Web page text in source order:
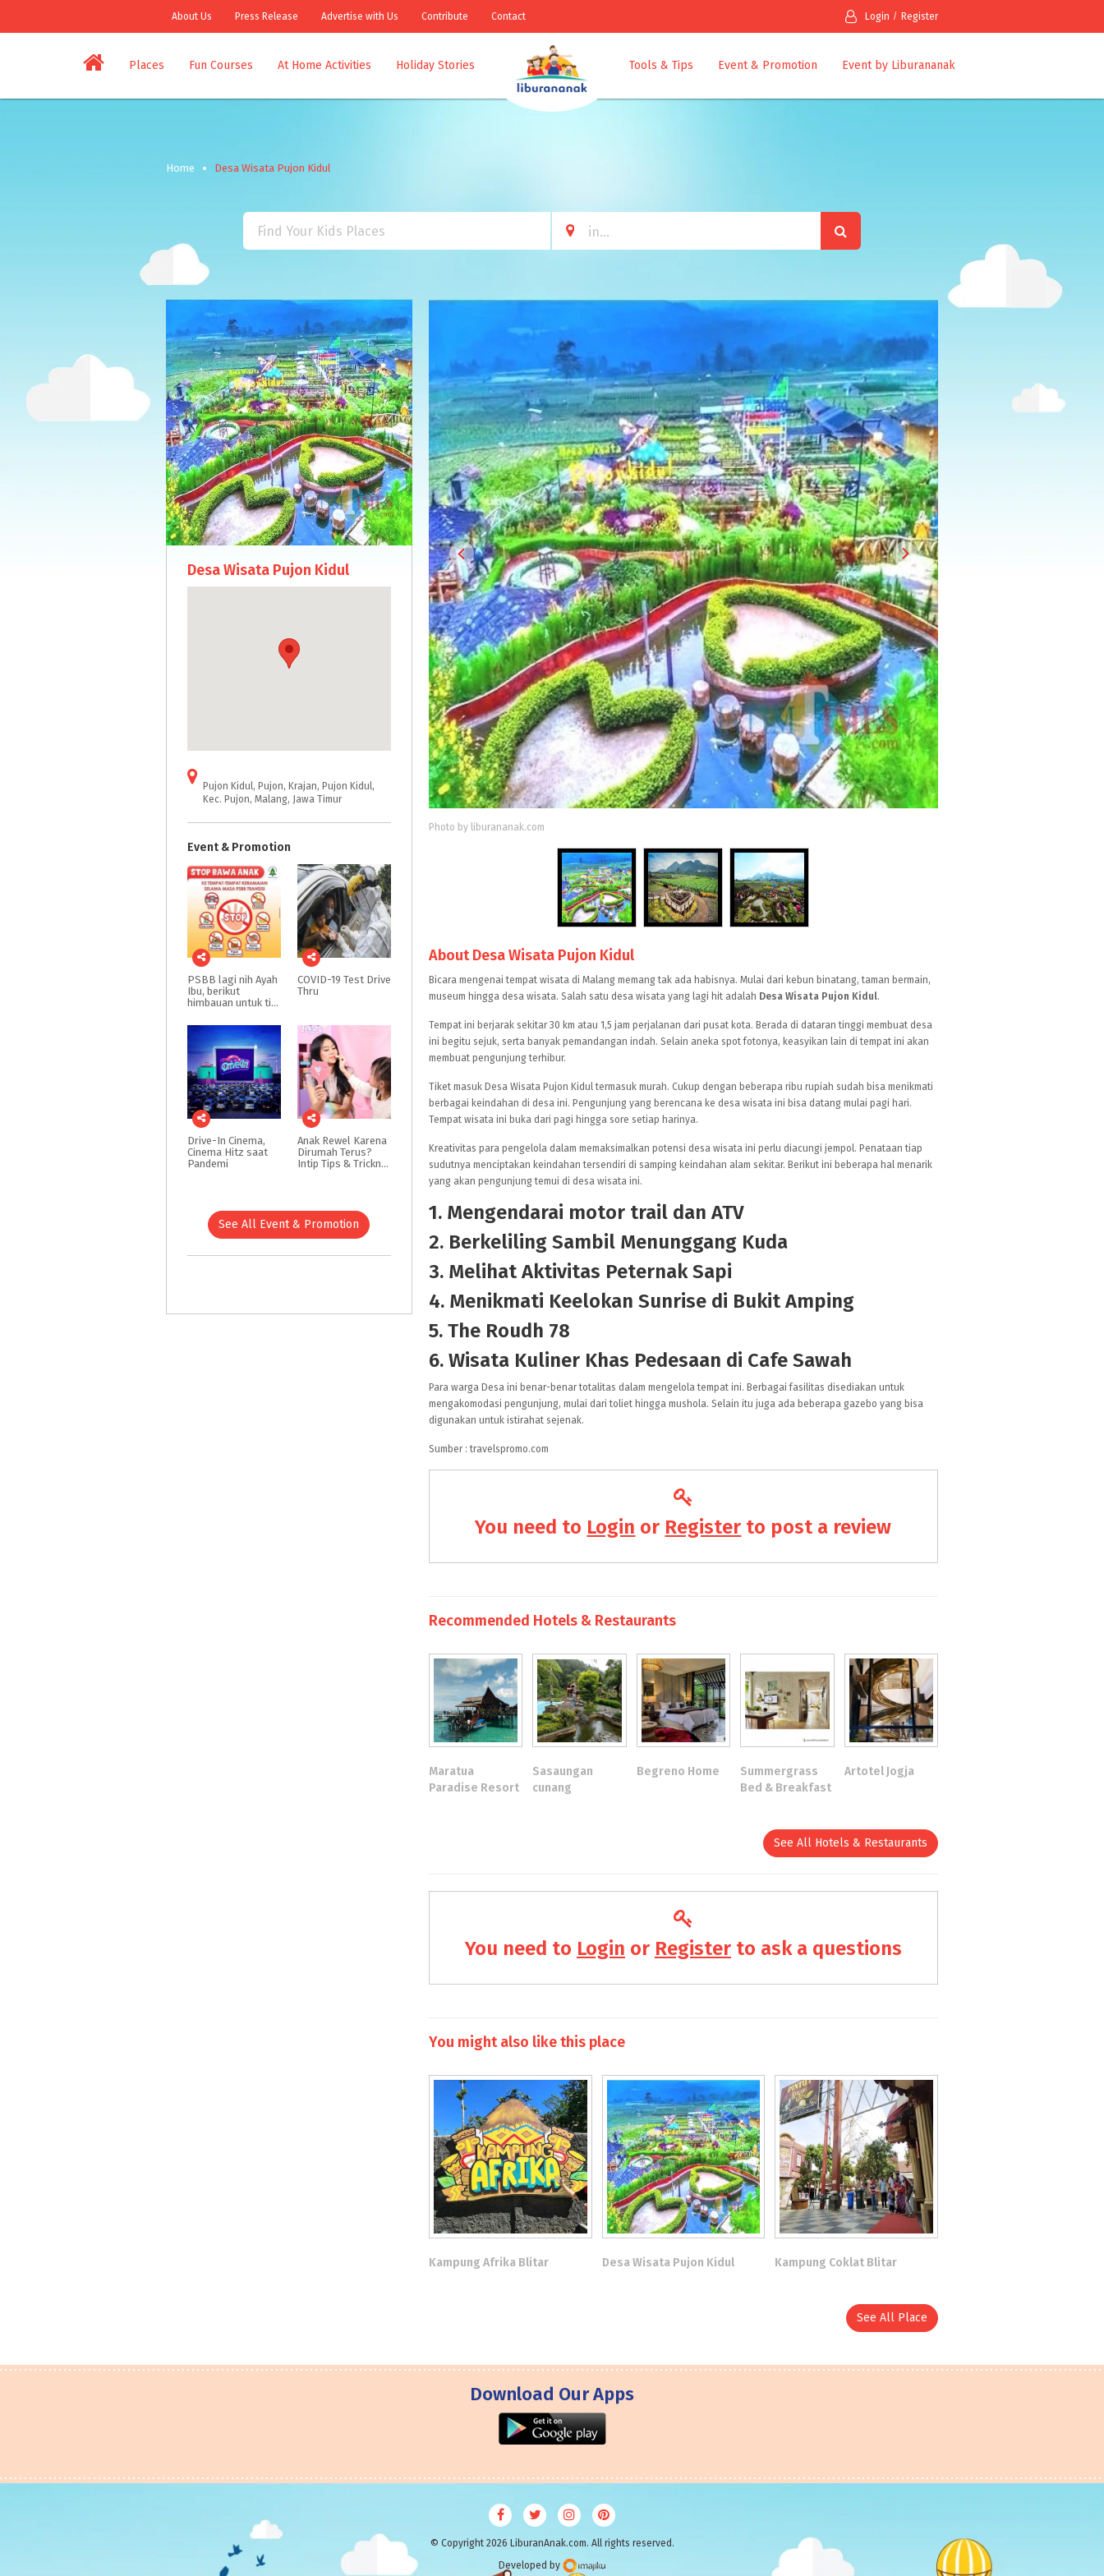
About Us Press Release Advertise with Us Contribute Contact Login Register
Places Fun Courses At Home Activities Holiday Stories Tools & Tips Event & Promotion Event by Liburananak
Home Desa Wisata Pujon Kidul
Desa Wisata Pujon Kidul
Pujon Kidul, Pujon, Krajan, Pujon Kidul,
Kec. Pujon, Malang, Jawa Timur
Event & Promotion
PSBB lagi nih Ayah
Ibu, berikut
himbauan untuk tidak bawa anak keluar rumah dulu yah Ayah Ibu
COVID-19 Test Drive
Thru
Drive-In Cinema,
Cinema Hitz saat
Pandemi
Anak Rewel Karena
Dirumah Terus?
Intip Tips & Tricknya
See All Event & Promotion
Photo by liburananak.com
About Desa Wisata Pujon Kidul
Bicara mengenai tempat wisata di Malang memang tak ada habisnya. Mulai dari kebun binatang, taman bermain,
museum hingga desa wisata. Salah satu desa wisata yang lagi hit adalah Desa Wisata Pujon Kidul.
Tempat ini berjarak sekitar 30 km atau 1,5 jam perjalanan dari pusat kota. Berada di dataran tinggi membuat desa
ini begitu sejuk, serta banyak pemandangan indah. Selain aneka spot fotonya, keasyikan lain di tempat ini akan
membuat pengunjung terhibur.
Tiket masuk Desa Wisata Pujon Kidul termasuk murah. Cukup dengan beberapa ribu rupiah sudah bisa menikmati
berbagai keindahan di desa ini. Pengunjung yang berencana ke desa wisata ini bisa datang mulai pagi hari.
Tempat wisata ini buka dari pagi hingga sore setiap harinya.
Kreativitas para pengelola dalam memaksimalkan potensi desa wisata ini perlu diacungi jempol. Penataan tiap
sudutnya menciptakan keindahan tersendiri di samping keindahan alam sekitar. Berikut ini beberapa hal menarik
yang akan pengunjung temui di desa wisata ini.
1. Mengendarai motor trail dan ATV
2. Berkeliling Sambil Menunggang Kuda
3. Melihat Aktivitas Peternak Sapi
4. Menikmati Keelokan Sunrise di Bukit Amping
5. The Roudh 78
6. Wisata Kuliner Khas Pedesaan di Cafe Sawah
Para warga Desa ini benar-benar totalitas dalam mengelola tempat ini. Berbagai fasilitas disediakan untuk
mengakomodasi pengunjung, mulai dari toliet hingga mushola. Selain itu juga ada beberapa gazebo yang bisa
digunakan untuk istirahat sejenak.
Sumber : travelspromo.com
You need to Login or Register to post a review
Recommended Hotels & Restaurants
Maratua
Paradise Resort
Sasaungan
cunang
Begreno Home
Summergrass
Bed & Breakfast
Artotel Jogja
See All Hotels & Restaurants
You need to Login or Registerto ask a questions
You might also like this place
Kampung Afrika Blitar Desa Wisata Pujon Kidul Kampung Coklat Blitar
See All Place
Download Our Apps
© Copyright 2026 LiburanAnak.com. All rights reserved.
Developed by